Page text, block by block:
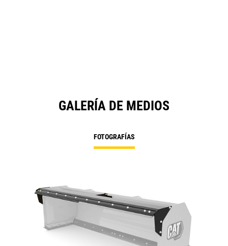
GALERÍA DE MEDIOS
FOTOGRAFÍAS